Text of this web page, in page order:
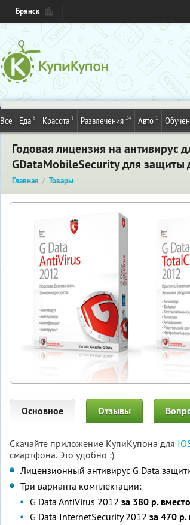
Брянск
Все Еда 6 Красота 1 Развлечения 24 Авто 1
Годовая лицензия на
GDataMobileSecurity для защиты
Главная Товары
Основное Отзывы
Скачайте приложение КупиКупона для
смартфона. Это удобно :)
Лицензионный антивирус G Data
Три варианта комплектации:
G Data AntiVirus 2012 за 380 р.
G Data InternetSecurity 2012 за 470